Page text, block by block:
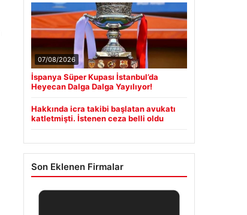
07/08/2026
İspanya Süper Kupası İstanbul’da
Heyecan Dalga Dalga Yayılıyor!
Hakkında icra takibi başlatan avukatı
katletmişti. İstenen ceza belli oldu
Son Eklenen Firmalar